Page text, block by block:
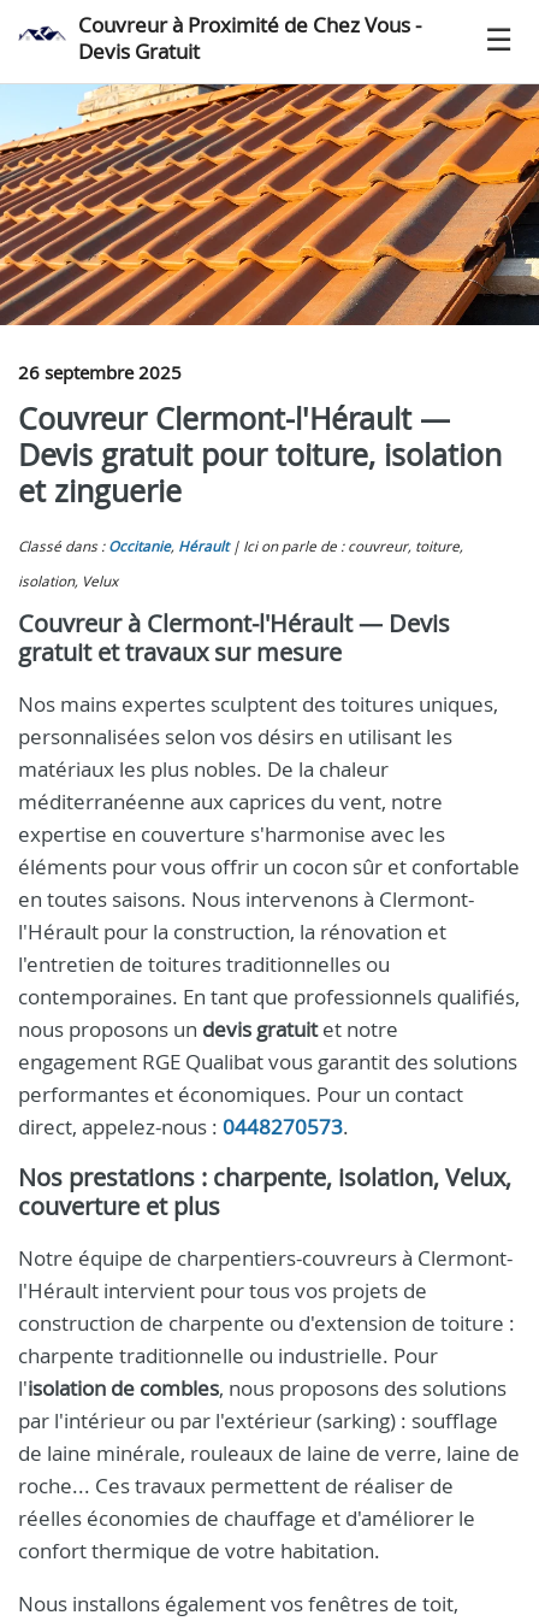
Couvreur à Proximité de Chez Vous -
Devis Gratuit
26 septembre 2025
Couvreur Clermont-l'Hérault —
Devis gratuit pour toiture, isolation
et zinguerie
Classé dans : Occitanie, Hérault
Ici on parle de : couvreur, toiture,
isolation, Velux
Couvreur à Clermont-l'Hérault — Devis
gratuit et travaux sur mesure
Nos mains expertes sculptent des toitures uniques,
personnalisées selon vos désirs en utilisant les
matériaux les plus nobles. De la chaleur
méditerranéenne aux caprices du vent, notre
expertise en couverture s'harmonise avec les
éléments pour vous offrir un cocon sûr et confortable
en toutes saisons. Nous intervenons à Clermont-
l'Hérault pour la construction, la rénovation et
l'entretien de toitures traditionnelles ou
contemporaines. En tant que professionnels qualifiés,
nous proposons un devis gratuitet notre
engagement RGE Qualibat vous garantit des solutions
performantes et économiques. Pour un contact
direct, appelez-nous : 0448270573.
Nos prestations : charpente, isolation, Velux,
couverture et plus
Notre équipe de charpentiers-couvreurs à Clermont-
l'Hérault intervient pour tous vos projets de
construction de charpente ou d'extension de toiture :
charpente traditionnelle ou industrielle. Pour
l'isolation de combles, nous proposons des solutions
par l'intérieur ou par l'extérieur (sarking) : soufflage
de laine minérale, rouleaux de laine de verre, laine de
roche... Ces travaux permettent de réaliser de
réelles économies de chauffage et d'améliorer le
confort thermique de votre habitation.
Nous installons également vos fenêtres de toit,